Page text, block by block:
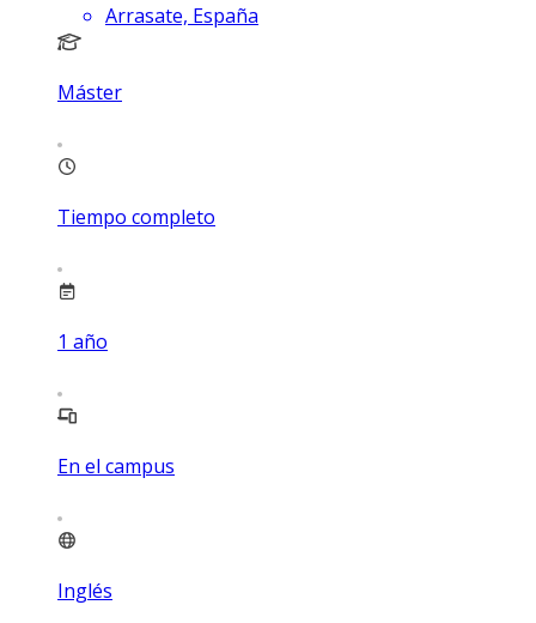
Arrasate, España
Máster
Tiempo completo
1 año
En el campus
Inglés